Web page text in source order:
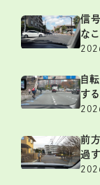
信
な
自
す
前
過